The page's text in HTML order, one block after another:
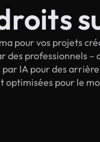
pour vos projets
professionnels
IA pour des
optimisées pour le